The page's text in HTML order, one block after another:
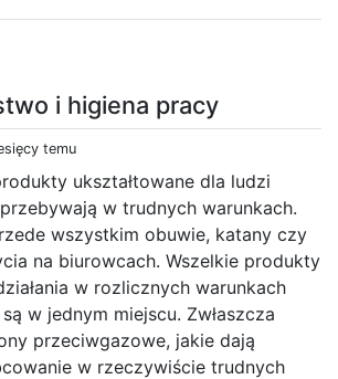
i higiena pracy
temu
ukształtowane dla ludzi
w trudnych warunkach.
wszystkim obuwie, katany czy
na biurowcach. Wszelkie produkty
w rozlicznych warunkach
w jednym miejscu. Zwłaszcza
przeciwgazowe, jakie dają
w rzeczywiście trudnych